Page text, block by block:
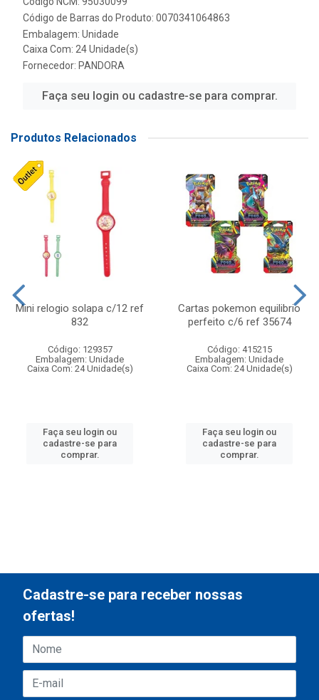
Código de Barras do Produto: 0070341064863
Embalagem: Unidade
Caixa Com: 24 Unidade(s)
Fornecedor: PANDORA
Faça seu login ou cadastre-se para comprar.
Produtos Relacionados
Mini relogio solapa c/12 ref
832
Código: 129357
Embalagem: Unidade
Caixa Com: 24 Unidade(s)
Faça seu login ou
cadastre-se para
comprar.
Cartas pokemon equilibrio
perfeito c/6 ref 35674
Código: 415215
Embalagem: Unidade
Caixa Com: 24 Unidade(s)
Faça seu login ou
cadastre-se para
comprar.
Cadastre-se para receber nossas
ofertas!